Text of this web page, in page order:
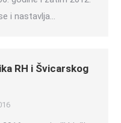
i nastavlja…
RH i Švicarskog